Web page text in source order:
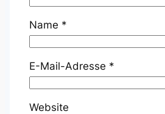
Name *
E-Mail-Adresse *
Website